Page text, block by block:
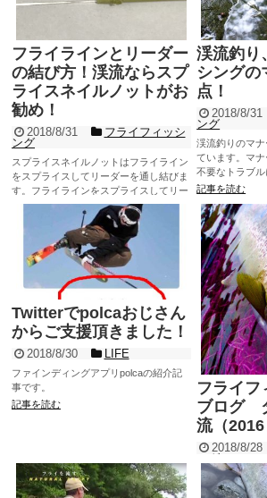
フライラインとリーダー
の結び方！渓流ならスプ
ライスネイルノットがお
勧め！
2018/8/31
フライフィッシ
ング
スプライスネイルノットはフライライン
をスプライスしてリーダーを通し結びま
す。フライラインをスプライスしてリー
ダーを通す方法や便利なツールを紹介し
渓流釣り
シングの
点！
2018/8/31
ング
渓流釣りのマ
ています。マ
不要なトラブル
覚えておきまし
記事を読む
Twitterでpolcaおじさん
からご支援頂きました！
2018/8/30 LIFE
ファインディングアプリpolcaの紹介記
事です。
記事を読む
フライフ
ブログ
流（2016
2018/8/28
ング
2016年の本流
ルハンドのウ